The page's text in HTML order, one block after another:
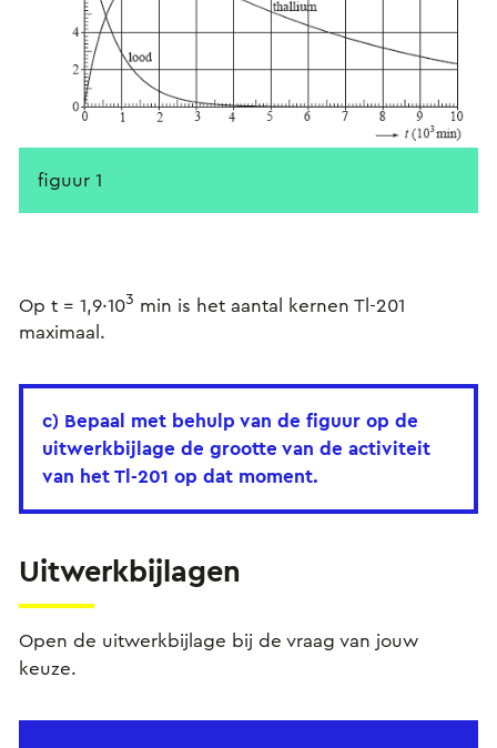
figuur 1
Op t = 1,9·103 min is het aantal kernen Tl-201
maximaal.
c) Bepaal met behulp van de figuur op de
uitwerkbijlage de grootte van de activiteit
van het Tl-201 op dat moment.
Uitwerkbijlagen
Open de uitwerkbijlage bij de vraag van jouw
keuze.